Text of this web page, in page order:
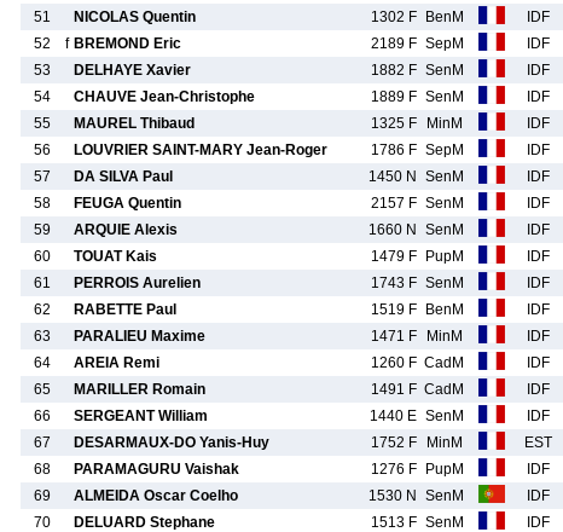
51
NICOLAS Quentin 1302 F BenM IDF
52
f BREMOND Eric 2189 F SepM IDF
53
DELHAYE Xavier 1882 F SenM IDF
54
CHAUVE Jean-Christophe 1889 F SenM IDF
55
MAUREL Thibaud 1325 F MinM IDF
56
LOUVRIER SAINT-MARY Jean-Roger 1786 F SepM IDF
57
DA SILVA Paul 1450 N SenM IDF
58
FEUGA Quentin 2157 F SenM IDF
59
ARQUIE Alexis 1660 N SenM IDF
60
TOUAT Kais 1479 F PupM IDF
61
PERROIS Aurelien 1743 F SenM IDF
62
RABETTE Paul 1519 F BenM IDF
63
PARALIEU Maxime 1471 F MinM IDF
64
AREIA Remi 1260 F CadM IDF
65
MARILLER Romain 1491 F CadM IDF
66
SERGEANT William 1440 E SenM IDF
67
DESARMAUX-DO Yanis-Huy 1752 F MinM EST
68
PARAMAGURU Vaishak 1276 F PupM IDF
69
ALMEIDA Oscar Coelho 1530 N SenM IDF
70
DELUARD Stephane 1513 F SenM IDF